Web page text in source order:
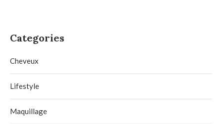
Categories
Cheveux
Lifestyle
Maquillage